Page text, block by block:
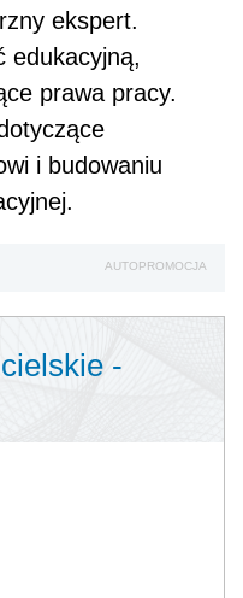
ekspert.
edukacyjną,
prawa pracy.
i budowaniu
AUTOPROMOCJA
-